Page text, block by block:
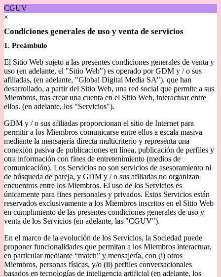
CGUV
×
Condiciones generales de uso y venta de servicios
1. Preámbulo
El Sitio Web sujeto a las presentes condiciones generales de venta y
uso (en adelante, el "Sitio Web") es operado por GDM y / o sus
afiliadas, (en adelante, "Global Digital Media SA"). que han
desarrollado, a partir del Sitio Web, una red social que permite a sus
Miembros, tras crear una cuenta en el Sitio Web, interactuar entre
ellos. (en adelante, los "Servicios").
GDM y / o sus afiliadas proporcionan el sitio de Internet para
permitir a los Miembros comunicarse entre ellos a escala masiva
mediante la mensajería directa multicriterio y representa una
conexión pasiva de publicaciones en línea, publicación de perfiles y
otra información con fines de entretenimiento (medios de
comunicación). Los Servicios no son servicios de asesoramiento ni
de búsqueda de pareja, y GDM y / o sus afiliadas no organizan
encuentros entre los Miembros. El uso de los Servicios es
únicamente para fines personales y privados. Estos Servicios están
reservados exclusivamente a los Miembros inscritos en el Sitio Web
en cumplimiento de las presentes condiciones generales de uso y
venta de los Servicios (en adelante, las "CGUV").
En el marco de la evolución de los Servicios, la Sociedad puede
proponer funcionalidades que permitan a los Miembros interactuar,
en particular mediante “match” y mensajería, con (i) otros
Miembros, personas físicas, y/o (ii) perfiles conversacionales
basados en tecnologías de inteligencia artificial (en adelante, los